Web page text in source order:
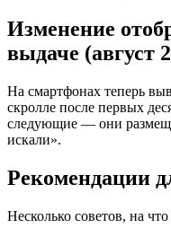
Изменение
выдаче (август
На смартфонах теперь
скролле после первых
следующие — они
искали».
Рекомендации
Несколько советов, на